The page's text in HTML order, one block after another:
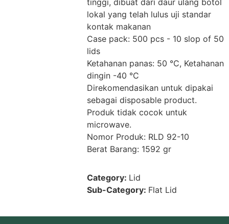
lokal yang telah lulus uji standar
kontak makanan
Case pack: 500 pcs - 10 slop of 50
lids
Ketahanan panas: 50 °C, Ketahanan
dingin -40 °C
Direkomendasikan untuk dipakai
sebagai disposable product.
Produk tidak cocok untuk
microwave.
Nomor Produk: RLD 92-10
Berat Barang: 1592 gr
Category: Lid
Sub-Category: Flat Lid